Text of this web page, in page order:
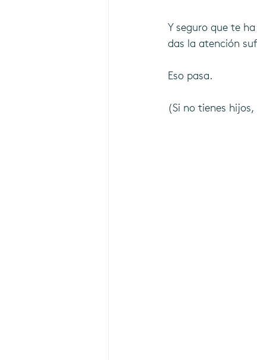
Y seguro que te
das la atención
Eso pasa.
(Si no tienes